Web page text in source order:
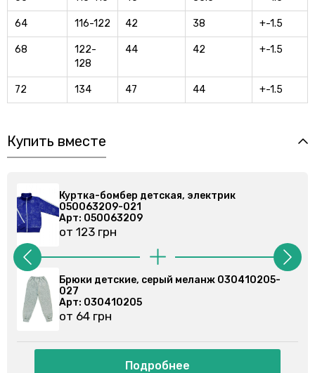
64 116-122 42 38 +-1.5
68
122-
128
44 42 +-1.5
72 134 47 44 +-1.5
Купить вместе
Куртка-бомбер детская, электрик
050063209-021
Арт: 050063209
от 123 грн
Брюки детские, серый меланж 030410205-
027
Арт: 030410205
от 64 грн
Подробнее